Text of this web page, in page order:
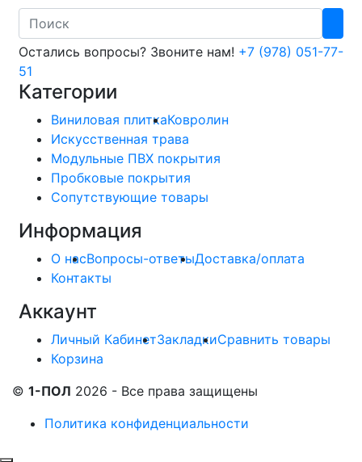
Search
Остались вопросы? Звоните нам! +7 (978) 051-77-
51
Категории
Виниловая плиткаКовролин
Искусственная трава
Модульные ПВХ покрытия
Пробковые покрытия
Сопутствующие товары
Информация
О насВопросы-ответыДоставка/оплата
Контакты
Аккаунт
Личный КабинетЗакладкиСравнить товары
Корзина
© 1-ПОЛ 2026 - Все права защищены
Политика конфиденциальности